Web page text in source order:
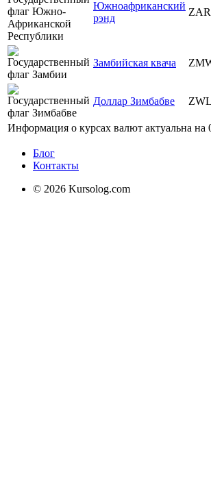
Южноафриканский
рэнд
ZAR
Замбийская квача
Доллар Зимбабве ZWL
Информация о курсах валют актуальна на
Блог
Контакты
© 2026 Kursolog.com